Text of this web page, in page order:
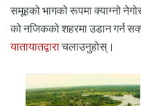
समूहको भागको रूपमा क्याग्नो
को नजिकको शहरमा उडान गर्न
यातायातद्वाराचलाउनुहोस्।